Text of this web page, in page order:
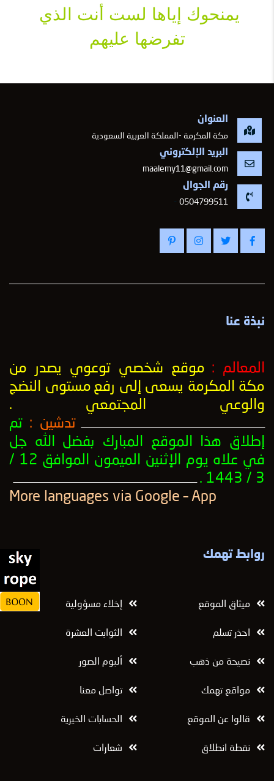
يمنحوك إياها لست أنت الذي
تفرضها عليهم
العنوان
مكة المكرمة -المملكة العربية السعودية
البريد الإلكتروني
maalemy11@gmail.com
رقم الجوال
0504799511
-
نبذة عنا
المعالم : موقع شخصي توعوي يصدر من
مكة المكرمة يسعى إلى رفع مستوى النضج
والوعي المجتمعي .
ــــــــــــــــــــــــــــــــــــــــــــــــــــــــــــــــــــــــــــــــــــــــــــــــــــ تدشين : تم
إطلاق هذا الموقع المبارك بفضل الله جل
في علاه يوم الإثنين الميمون الموافق 12 /
3 / 1443 .
ــــــــــــــــــــــــــــــــــــــــــــــــــــــــــــــــــــــــــــــــــــــــــــــــــــ
روابط تهمك
ميثاق الموقع إخلاء مسؤولية
احذر تسلم الثوابت العشرة
نصيحة من ذهب ألبوم الصور
مواقع تهمك تواصل معنا
قالوا عن الموقع الحسابات الخيرية
نقطة انطلاق شعارات